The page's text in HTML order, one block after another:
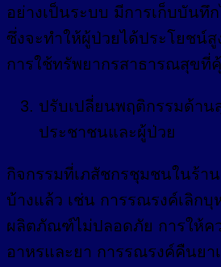
อย่างเป็นระบบ มีการเก็บบันทึ
ซึ่งจะทำให้ผู้ป่วยได้ประโยชน์สู
การใช้ทรัพยากรสาธารณสุขที่
ปรับเปลี่ยนพฤติกรรมด้าน
ประชาชนและผู้ป่วย
กิจกรรมที่เภสัชกรชุมชนในร้าน
บ้างแล้ว เช่น การรณรงค์เลิกบุ
ผลิตภัณฑ์ไม่ปลอดภัย การให้ค
อาหรและยา การรณรงค์คืนยา